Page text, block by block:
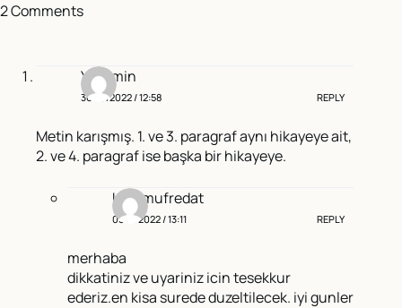
2 Comments
Yasemin
30/10/2022 / 12:58 REPLY
Metin karışmış. 1. ve 3. paragraf aynı hikayeye ait,
2. ve 4. paragraf ise başka bir hikayeye.
Univmufredat
05/11/2022 / 13:11 REPLY
merhaba
dikkatiniz ve uyariniz icin tesekkur
ederiz.en kisa surede duzeltilecek. iyi gunler